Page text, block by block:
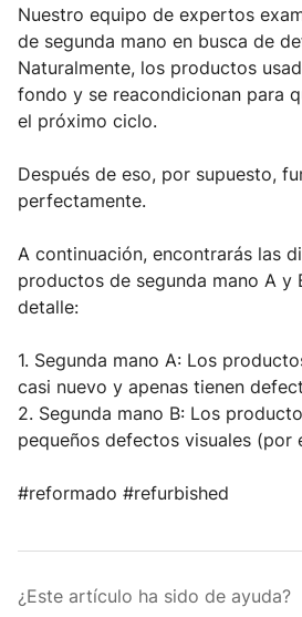
Nuestro equipo de expertos
de segunda mano en busca de
Naturalmente, los productos
fondo y se reacondicionan para
el próximo ciclo.
Después de eso, por supuesto,
perfectamente.
A continuación, encontrarás las
productos de segunda mano A y
detalle:
1. Segunda mano A: Los
casi nuevo y apenas tienen
2. Segunda mano B: Los
pequeños defectos visuales (por
#reformado #refurbished
¿Este artículo ha sido de ayuda?